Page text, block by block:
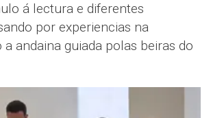
á lectura e diferentes
por experiencias na
andaina guiada polas beiras do